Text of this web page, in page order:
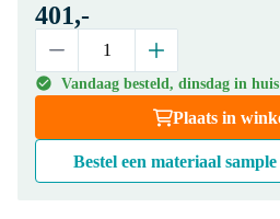
401,-
Vandaag besteld, dinsdag in huis
Plaats in
Bestel een materiaal